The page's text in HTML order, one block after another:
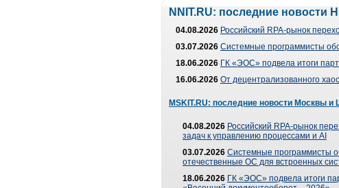
NNIT.RU: последние новости
04.08.2026 Российский RPA-рынок
03.07.2026 Системные программисты
18.06.2026 ГК «ЭОС» подвела итоги
16.06.2026 От децентрализованного
MSKIT.RU: последние новости Москвы и
04.08.2026 Российский RPA-рынок
задач к управлению процессами и AI
03.07.2026 Системные программисты
отечественные ОС для встроенных
18.06.2026 ГК «ЭОС» подвела итоги